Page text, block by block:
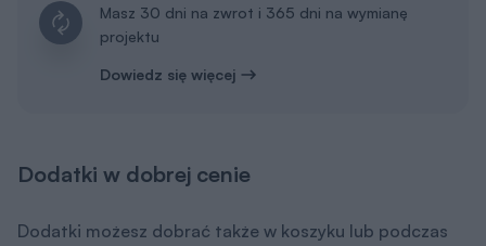
Masz 30 dni na zwrot i 365 dni na wymianę
projektu
Dowiedz się więcej
Dodatki w dobrej cenie
Dodatki możesz dobrać także w koszyku lub podczas